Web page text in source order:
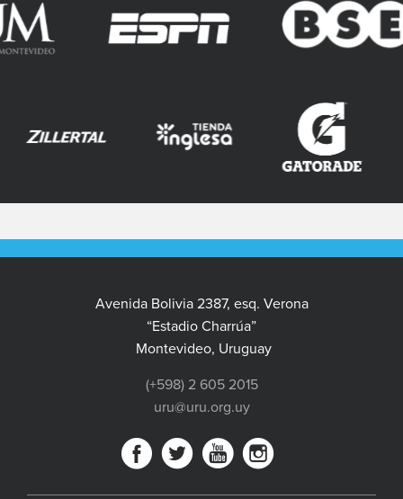
Avenida Bolivia 2387, esq. Verona
“Estadio Charrúa”
Montevideo, Uruguay
(+598) 2 605 2015
uru@uru.org.uy